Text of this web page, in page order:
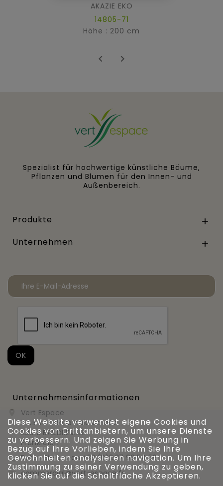
AKAZIE EKO
14805-71
Höhe : 200 cm
 
Spezialist für hochwertige künstliche Bäume,
Pflanzen und Blumen für den Innen- und
Außenbereich.
Produkte 
Unternehmen 
Unternehmensinformationen

Vert Espace
11 bis rue de la haie bardée
28310 BAUDREVILLE
Frankreich
 Rufen Sie uns an +33 (0)2 37 99 54 56
 commercial@vert-espace.fr
Diese Website verwendet eigene Cookies und
Cookies von Drittanbietern, um unsere Dienste
zu verbessern. Und zeigen Sie Werbung in
Bezug auf Ihre Vorlieben, indem Sie Ihre
Gewohnheiten analysieren navigation. Um Ihre
Zustimmung zu seiner Verwendung zu geben,
klicken Sie auf die Schaltfläche Akzeptieren.